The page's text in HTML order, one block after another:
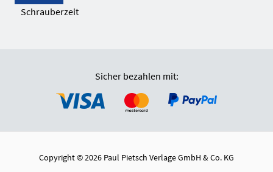
Schrauberzeit
Sicher bezahlen mit:
Copyright © 2026 Paul Pietsch Verlage GmbH & Co. KG